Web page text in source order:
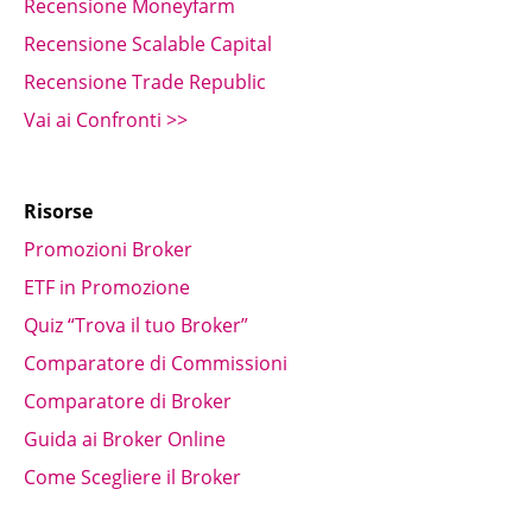
Recensione Moneyfarm
Recensione Scalable Capital
Recensione Trade Republic
Vai ai Confronti >>
Risorse
Promozioni Broker
ETF in Promozione
Quiz “Trova il tuo Broker”
Comparatore di Commissioni
Comparatore di Broker
Guida ai Broker Online
Come Scegliere il Broker